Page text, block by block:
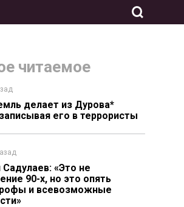
читаемое
делает из Дурова*
его в террористы
Садулаев: «Это не
90-х, но это опять
и всевозможные